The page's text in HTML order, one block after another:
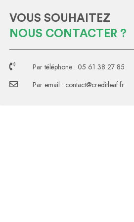
VOUS SOUHAITEZ
NOUS CONTACTER ?
 Par téléphone : 05 61 38 27 85
 Par email : contact@creditleaf.fr